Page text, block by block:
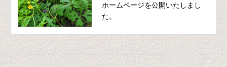
ホームページを公開いたしまし
た。